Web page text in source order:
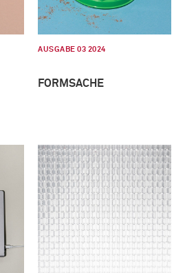
AUSGABE 03 2024
FORMSACHE